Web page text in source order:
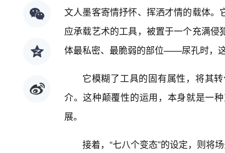
文人墨客寄情抒怀、挥洒才情的载体
应承载艺术的工具，被置于一个充满
体最私密、最脆弱的部位——尿孔时，
它模糊了工具的固有属性，将其
介。这种颠覆性的运用，本身就是一
展。
接着，“七八个变态”的设定，则将